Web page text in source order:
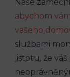
Naše
abychom
vašeho
službami
jistotu, že